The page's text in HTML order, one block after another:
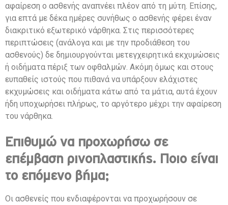
αφαίρεση ο ασθενής αναπνέει πλέον από τη μύτη. Επίσης,
για επτά με δέκα ημέρες συνήθως ο ασθενής φέρει έναν
διακριτικό εξωτερικό νάρθηκα. Στις περισσότερες
περιπτώσεις (ανάλογα και με την προδιάθεση του
ασθενούς) δε δημιουργούνται μετεγχειρητικά εκχυμώσεις
ή οιδήματα πέριξ των οφθαλμών. Ακόμη όμως και στους
ευπαθείς ιστούς που πιθανά να υπάρξουν ελάχιστες
εκχυμώσεις και οιδήματα κάτω από τα μάτια, αυτά έχουν
ήδη υποχωρήσει πλήρως, το αργότερο μέχρι την αφαίρεση
του νάρθηκα.
Επιθυμώ να προχωρήσω σε
επέμβαση ρινοπλαστικής. Ποιο είναι
το επόμενο βήμα;
Οι ασθενείς που ενδιαφέρονται να προχωρήσουν σε